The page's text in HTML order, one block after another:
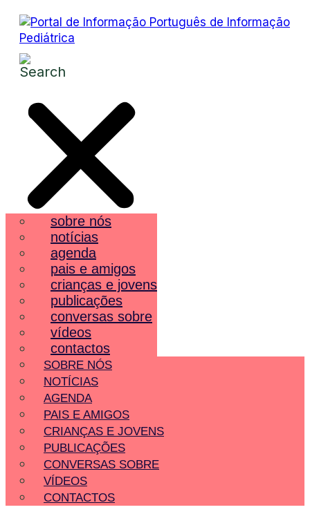
sobre nós
notícias
agenda
pais e amigos
crianças e jovens
publicações
conversas sobre
vídeos
contactos
SOBRE NÓS
NOTÍCIAS
AGENDA
PAIS E AMIGOS
CRIANÇAS E JOVENS
PUBLICAÇÕES
CONVERSAS SOBRE
VÍDEOS
CONTACTOS